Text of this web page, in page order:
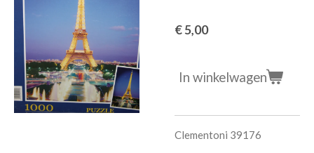
€ 5,00
In winkelwagen
Clementoni 39176